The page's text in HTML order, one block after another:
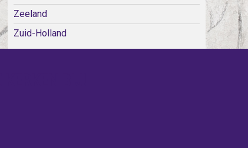
Zeeland
Zuid-Holland